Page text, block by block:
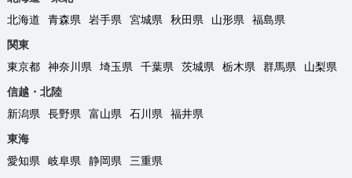
北海道
青森県 岩手県 宮城県 秋田県 山形県
福島県
関東
東京都
神奈川県 埼玉県 千葉県 茨城県 栃木県 群馬県
山梨県
信越・北陸
新潟県
長野県 富山県 石川県
福井県
東海
愛知県
岐阜県 静岡県
三重県